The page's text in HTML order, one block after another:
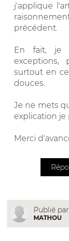
j'applique
précédent.
En fait, je
exceptions,
surtout en
douces.
Je ne mets
explication je
Merci
Publié par
MATHOU